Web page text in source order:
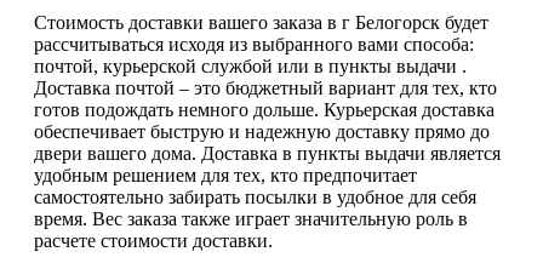
Стоимость доставки вашего заказа в г Белогорск будет
рассчитываться исходя из выбранного вами способа:
почтой, курьерской службой или в пункты выдачи .
Доставка почтой – это бюджетный вариант для тех, кто
готов подождать немного дольше. Курьерская доставка
обеспечивает быструю и надежную доставку прямо до
двери вашего дома. Доставка в пункты выдачи является
удобным решением для тех, кто предпочитает
самостоятельно забирать посылки в удобное для себя
время. Вес заказа также играет значительную роль в
расчете стоимости доставки.